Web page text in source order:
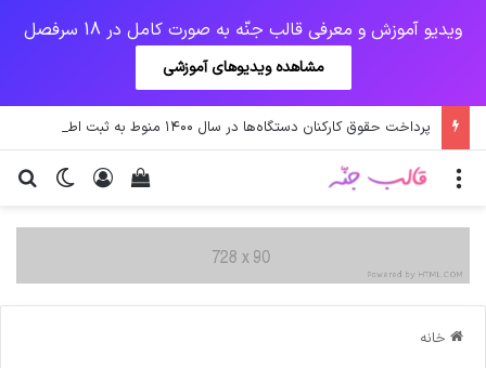
ویدیو آموزش و معرفی قالب جنّه به صورت کامل در 18 سرفصل
مشاهده ویدیوهای آموزشی
تغییر ورود
دیدن سبد خرید منو
خانه